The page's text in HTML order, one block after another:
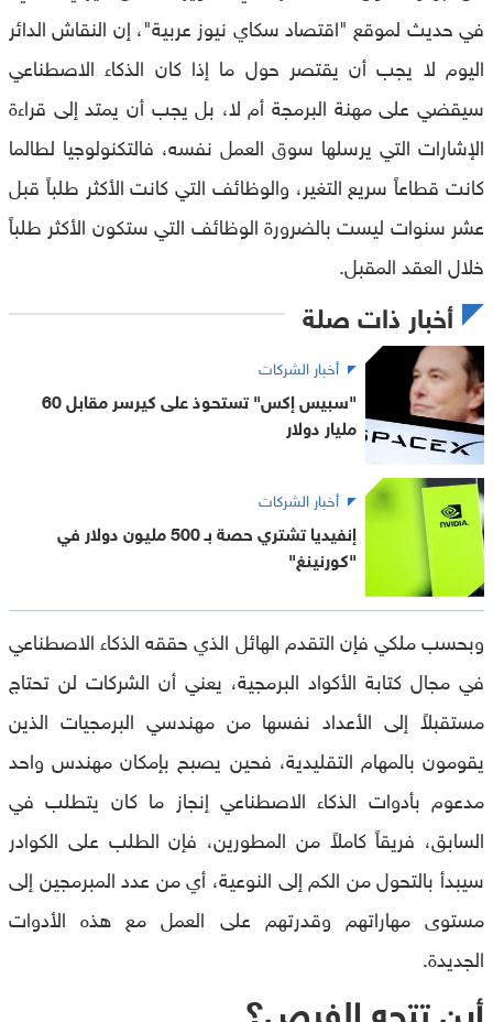
في حديث لموقع "اقتصاد سكاي نيوز عربية"، إن النقاش الدائر
اليوم لا يجب أن يقتصر حول ما إذا كان الذكاء الاصطناعي
سيقضي على مهنة البرمجة أم لا، بل يجب أن يمتد إلى قراءة
الإشارات التي يرسلها سوق العمل نفسه، فالتكنولوجيا لطالما
كانت قطاعاً سريع التغير، والوظائف التي كانت الأكثر طلباً قبل
عشر سنوات ليست بالضرورة الوظائف التي ستكون الأكثر طلباً
خلال العقد المقبل.
أخبار ذات صلة
أخبار الشركات
"سبيس إكس" تستحوذ على كيرسر مقابل 60
مليار دولار
أخبار الشركات
إنفيديا تشتري حصة بـ 500 مليون دولار في
"كورنينغ"
وبحسب ملكي فإن التقدم الهائل الذي حققه الذكاء الاصطناعي
في مجال كتابة الأكواد البرمجية، يعني أن الشركات لن تحتاج
مستقبلاً إلى الأعداد نفسها من مهندسي البرمجيات الذين
يقومون بالمهام التقليدية، فحين يصبح بإمكان مهندس واحد
مدعوم بأدوات الذكاء الاصطناعي إنجاز ما كان يتطلب في
السابق، فريقاً كاملاً من المطورين، فإن الطلب على الكوادر
سيبدأ بالتحول من الكم إلى النوعية، أي من عدد المبرمجين إلى
مستوى مهاراتهم وقدرتهم على العمل مع هذه الأدوات
الجديدة.
أين تتجه الفرص؟